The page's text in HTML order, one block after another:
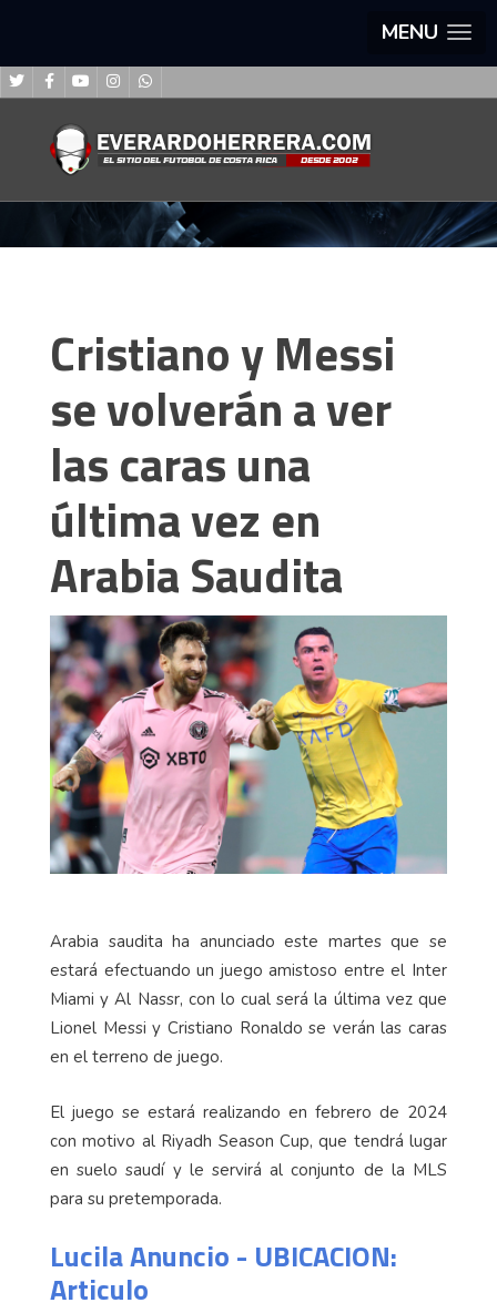
MENU
Cristiano y Messi
se volverán a ver
las caras una
última vez en
Arabia Saudita
Arabia saudita ha anunciado este martes que se
estará efectuando un juego amistoso entre el Inter
Miami y Al Nassr, con lo cual será la última vez que
Lionel Messi y Cristiano Ronaldo se verán las caras
en el terreno de juego.
El juego se estará realizando en febrero de 2024
con motivo al Riyadh Season Cup, que tendrá lugar
en suelo saudí y le servirá al conjunto de la MLS
para su pretemporada.
Lucila Anuncio - UBICACION:
Articulo